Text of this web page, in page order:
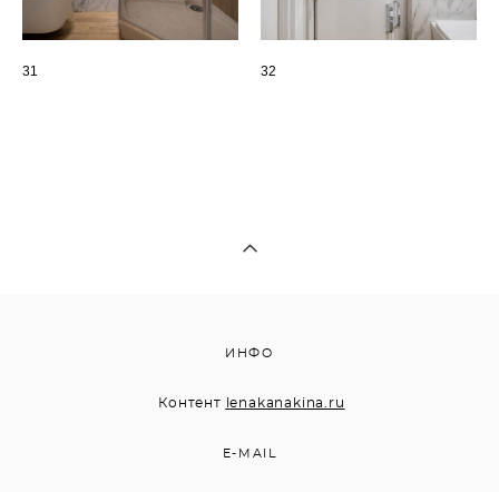
31 32
ИНФО
Контент lenakanakina.ru
E-MAIL